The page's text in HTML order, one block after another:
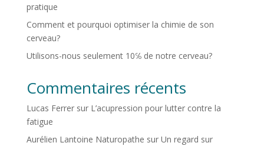
pratique
Comment et pourquoi optimiser la chimie de son
cerveau?
Utilisons-nous seulement 10℅ de notre cerveau?
Commentaires récents
Lucas Ferrersur L’acupression pour lutter contre la
fatigue
Aurélien Lantoine Naturopathe sur Un regard sur